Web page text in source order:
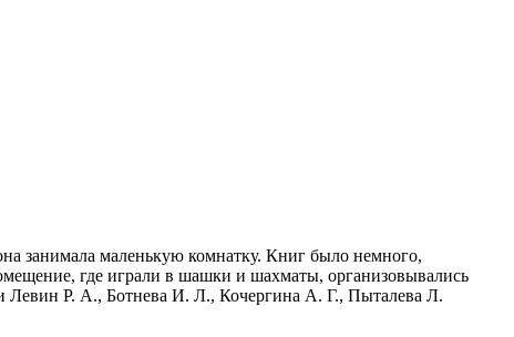
занимала маленькую комнатку. Книг было немного,
где играли в шашки и шахматы, организовывались
Левин Р. А., Ботнева И. Л., Кочергина А. Г., Пыталева Л.